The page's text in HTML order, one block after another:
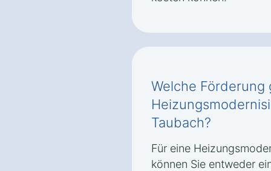
Welche
Taubach?
Für eine
können Sie entweder